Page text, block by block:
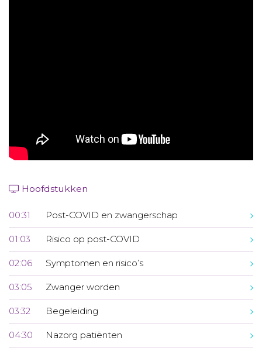
Hoofdstukken
00:31 Post-COVID en zwangerschap
01:03 Risico op post-COVID
02:06 Symptomen en risico’s
03:05 Zwanger worden
03:32 Begeleiding
04:30 Nazorg patiënten